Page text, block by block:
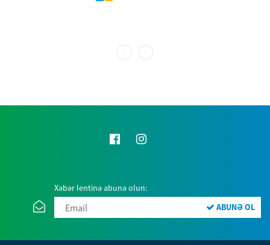
Xəbər lentinə abunə olun:
ABUNƏ OL